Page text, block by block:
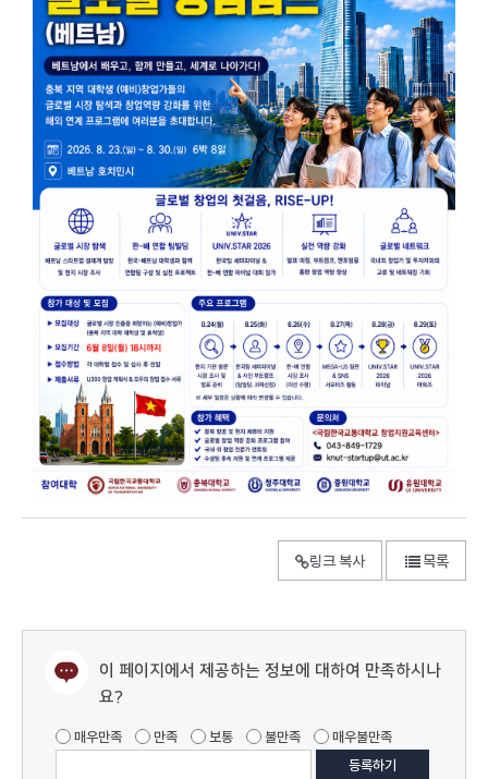
링크 복사 목록
이 페이지에서 제공하는 정보에 대하여 만족하시나
요?
매우만족 만족 보통 불만족 매우불만족